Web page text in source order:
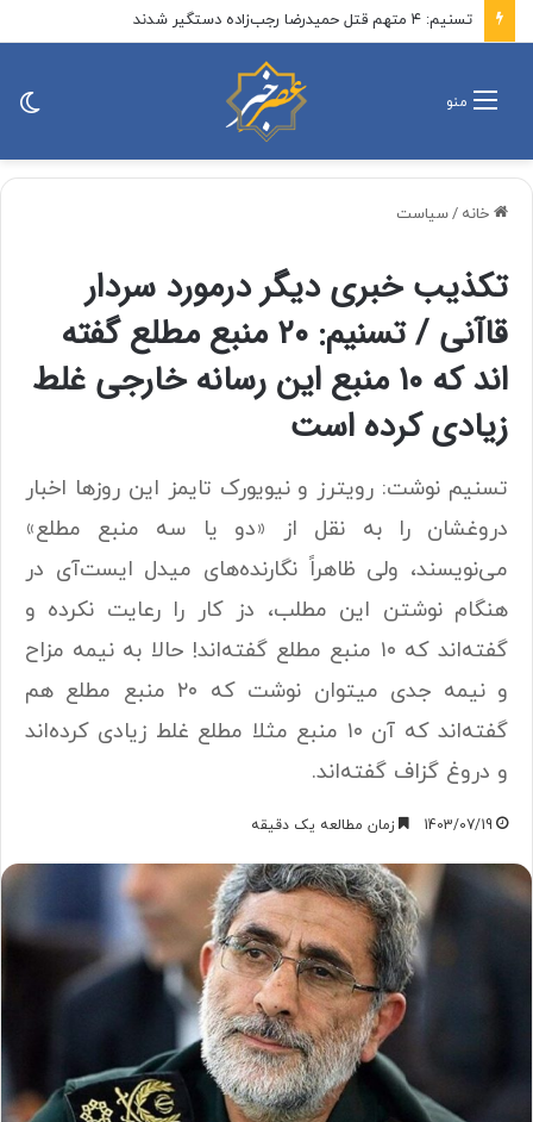
تسنیم: ۴ متهم قتل حمیدرضا رجب‌زاده دستگیر شدند
منو
خانه /سیاست
تکذیب خبری دیگر درمورد سردار
قاآنی / تسنیم: ۲۰ منبع مطلع گفته
اند که ۱۰ منبع این رسانه خارجی غلط
زیادی کرده است
تسنیم نوشت: رویترز و نیویورک تایمز این روزها اخبار
دروغشان را به نقل از «دو یا سه منبع مطلع»
می‌نویسند، ولی ظاهراً نگارنده‌های میدل ایست‌آی در
هنگام نوشتن این مطلب، دز کار را رعایت نکرده و
گفته‌اند که ۱۰ منبع مطلع گفته‌اند! حالا به نیمه مزاح
و نیمه جدی میتوان نوشت که ۲۰ منبع مطلع هم
گفته‌اند که آن ۱۰ منبع مثلا مطلع غلط زیادی کرده‌اند
و دروغ گزاف گفته‌اند.
1403/07/19 زمان مطالعه یک دقیقه